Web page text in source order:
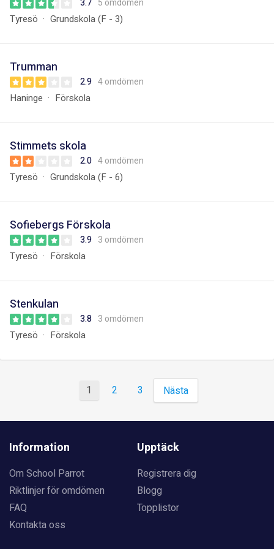
3.7 5 omdömen
Tyresö Grundskola (F - 3)
Trumman
2.9 4 omdömen
Haninge Förskola
Stimmets skola
2.0 4 omdömen
Tyresö Grundskola (F - 6)
Sofiebergs Förskola
3.9 3 omdömen
Tyresö Förskola
Stenkulan
3.8 3 omdömen
Tyresö Förskola
1 2 3 Nästa
Information
Om School Parrot
Riktlinjer för omdömen
FAQ
Kontakta oss
Upptäck
Registrera dig
Blogg
Topplistor